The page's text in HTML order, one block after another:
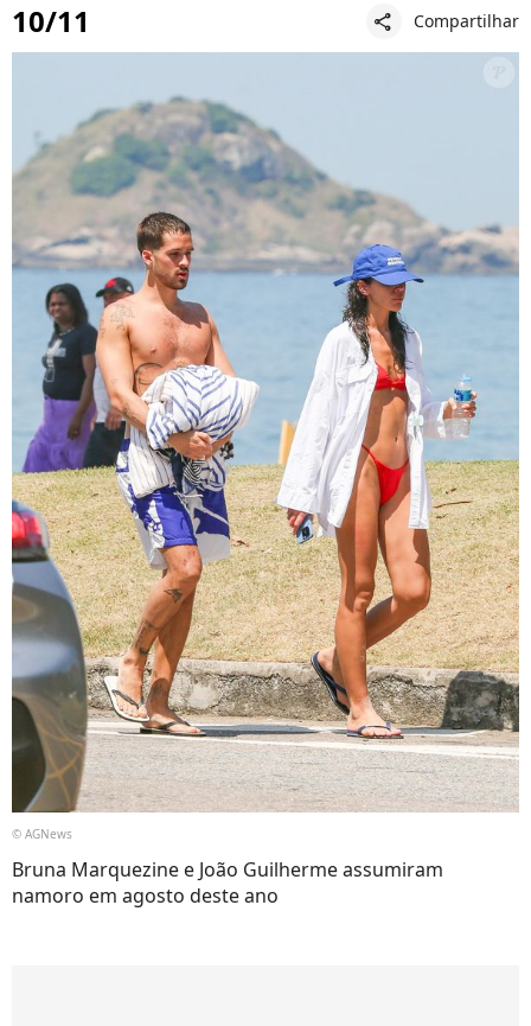
10/11 share Compartilhar
© AGNews
Bruna Marquezine e João Guilherme assumiram
namoro em agosto deste ano